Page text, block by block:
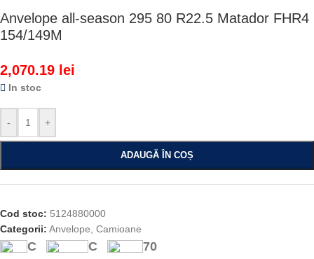
Anvelope all-season 295 80 R22.5 Matador FHR4
154/149M
2,070.19 lei
In stoc
- +
ADAUGĂ ÎN COȘ
Cod stoc: 5124880000
Categorii: Anvelope Camioane
C C 70